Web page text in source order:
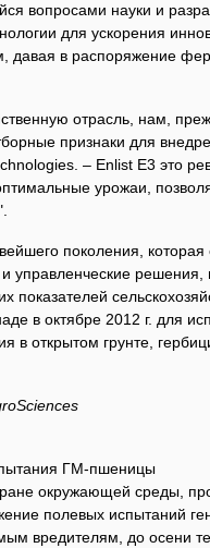
вопросами науки и
для ускорения
давая в распоряжение
отрасль, нам,
признаки для
– Enlist E3 это
урожаи,
поколения,
управленческие
показателей
в октябре 2012 г. для
в открытом грунте,
ГМ-пшеницы
окружающей среды,
полевых испытаний
вредителям, до осени